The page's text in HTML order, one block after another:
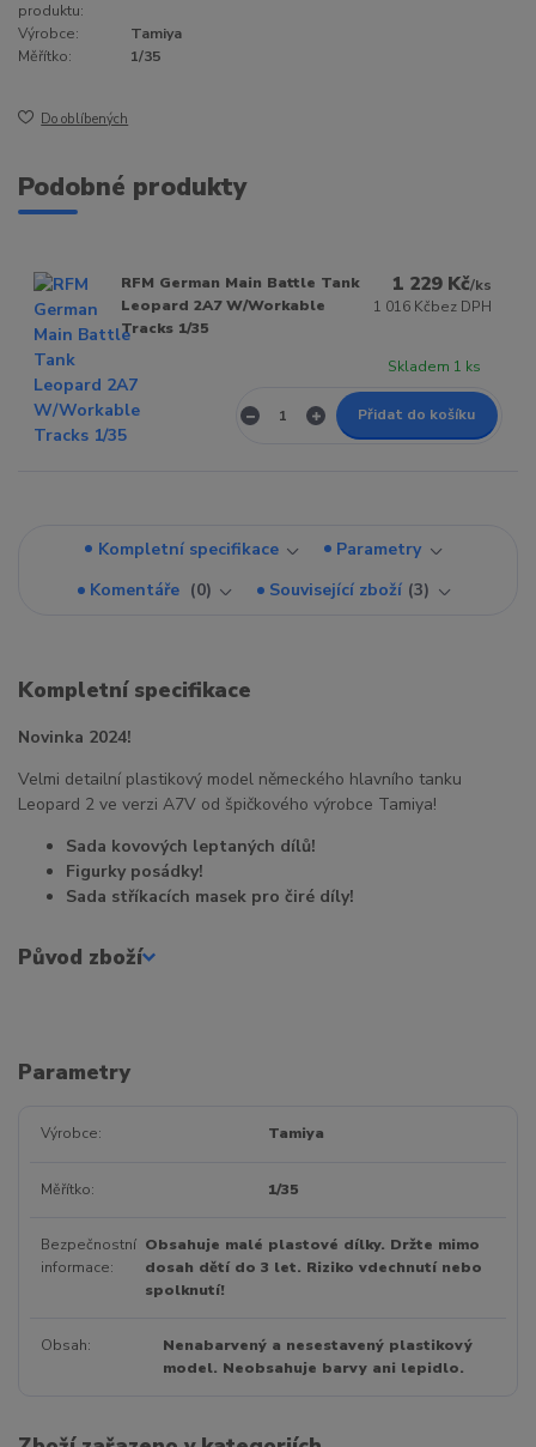
produktu:
Výrobce:
Tamiya
Měřítko:
1/35
Do oblíbených
Podobné produkty
RFM German Main Battle Tank
Leopard 2A7 W/Workable
Tracks 1/35
1 229 Kč/ks
1 016 Kčbez DPH
Skladem 1 ks
Přidat do košíku
Kompletní specifikace
Parametry
Komentáře
0 Související zboží 3
Kompletní specifikace
Novinka 2024!
Velmi detailní plastikový model německého hlavního tanku
Leopard 2 ve verzi A7V od špičkového výrobce Tamiya!
Sada kovových leptaných dílů!
Figurky posádky!
Sada stříkacích masek pro čiré díly!
Původ zboží
Parametry
Výrobce Tamiya
Měřítko 1/35
Bezpečnostní
informace
Obsahuje malé plastové dílky. Držte mimo
dosah dětí do 3 let. Riziko vdechnutí nebo
spolknutí!
Obsah
Nenabarvený a nesestavený plastikový
model. Neobsahuje barvy ani lepidlo.